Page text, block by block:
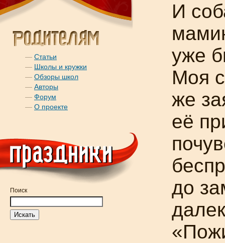
— Статьи
— Школы и кружки
— Обзоры школ
— Авторы
— Форум
— О проекте
Поиск
И
уже
Моя
же
её
до